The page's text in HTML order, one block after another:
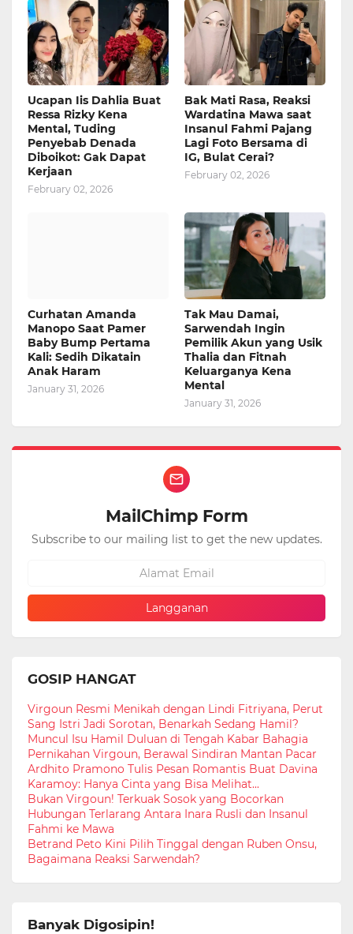
Ucapan Iis Dahlia Buat
Ressa Rizky Kena
Mental, Tuding
Penyebab Denada
Diboikot: Gak Dapat
Kerjaan
February 02, 2026
Bak Mati Rasa, Reaksi
Wardatina Mawa saat
Insanul Fahmi Pajang
Lagi Foto Bersama di
IG, Bulat Cerai?
February 02, 2026
Curhatan Amanda
Manopo Saat Pamer
Baby Bump Pertama
Kali: Sedih Dikatain
Anak Haram
January 31, 2026
Tak Mau Damai,
Sarwendah Ingin
Pemilik Akun yang Usik
Thalia dan Fitnah
Keluarganya Kena
Mental
January 31, 2026
MailChimp Form
Subscribe to our mailing list to get the new updates.
GOSIP HANGAT
Virgoun Resmi Menikah dengan Lindi Fitriyana, Perut
Sang Istri Jadi Sorotan, Benarkah Sedang Hamil?
Muncul Isu Hamil Duluan di Tengah Kabar Bahagia
Pernikahan Virgoun, Berawal Sindiran Mantan Pacar
Ardhito Pramono Tulis Pesan Romantis Buat Davina
Karamoy: Hanya Cinta yang Bisa Melihat...
Bukan Virgoun! Terkuak Sosok yang Bocorkan
Hubungan Terlarang Antara Inara Rusli dan Insanul
Fahmi ke Mawa
Betrand Peto Kini Pilih Tinggal dengan Ruben Onsu,
Bagaimana Reaksi Sarwendah?
Banyak Digosipin!